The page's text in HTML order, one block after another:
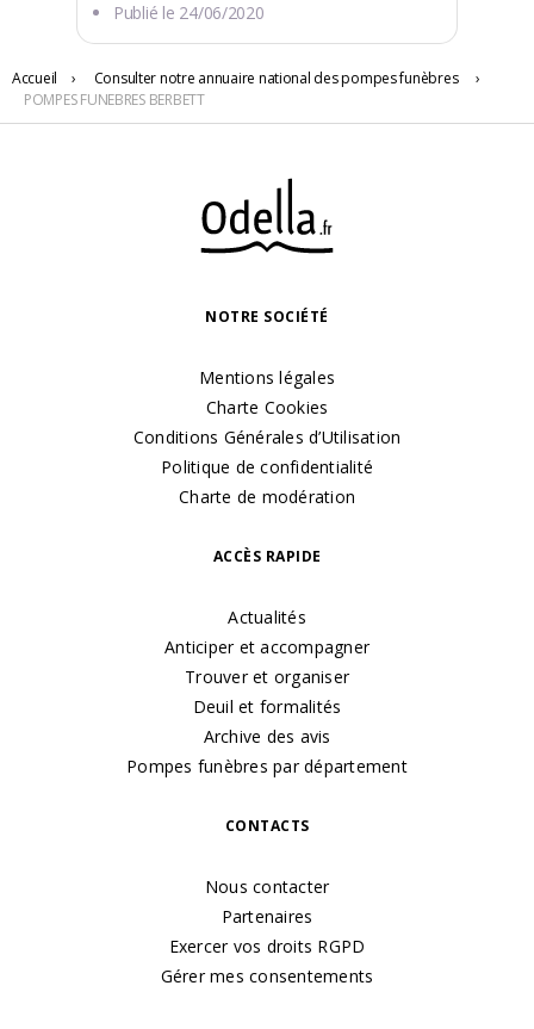
25 RUE DE BELFORT
68210 Dannemarie
Publié le 24/06/2020
Accueil › Consulter notre annuaire national des pompes funèbres
›
POMPES FUNEBRES BERBETT
NOTRE SOCIÉTÉ
Mentions légales
Charte Cookies
Conditions Générales d’Utilisation
Politique de confidentialité
Charte de modération
ACCÈS RAPIDE
Actualités
Anticiper et accompagner
Trouver et organiser
Deuil et formalités
Archive des avis
Pompes funèbres par département
CONTACTS
Nous contacter
Partenaires
Exercer vos droits RGPD
Gérer mes consentements